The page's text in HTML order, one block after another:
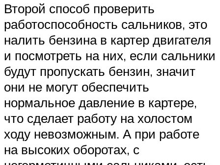
Второй способ проверить
работоспособность сальников, это
налить бензина в картер двигателя
и посмотреть на них, если сальники
будут пропускать бензин, значит
они не могут обеспечить
нормальное давление в картере,
что сделает работу на холостом
ходу невозможным. А при работе
на высоких оборотах, с